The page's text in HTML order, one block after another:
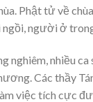
Phật tử về
người ở
nghiêm, nhiều
Các thầy
việc tích cực